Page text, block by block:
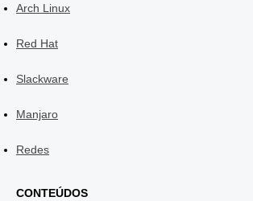
Arch Linux
Red Hat
Slackware
Manjaro
Redes
CONTEÚDOS